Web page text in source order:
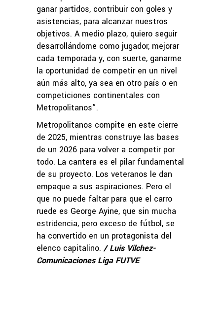
ganar partidos, contribuir con goles y
asistencias, para alcanzar nuestros
objetivos. A medio plazo, quiero seguir
desarrollándome como jugador, mejorar
cada temporada y, con suerte, ganarme
la oportunidad de competir en un nivel
aún más alto, ya sea en otro país o en
competiciones continentales con
Metropolitanos”.
Metropolitanos compite en este cierre
de 2025, mientras construye las bases
de un 2026 para volver a competir por
todo. La cantera es el pilar fundamental
de su proyecto. Los veteranos le dan
empaque a sus aspiraciones. Pero el
que no puede faltar para que el carro
ruede es George Ayine, que sin mucha
estridencia, pero exceso de fútbol, se
ha convertido en un protagonista del
elenco capitalino. / Luis Vilchez-
Comunicaciones Liga FUTVE